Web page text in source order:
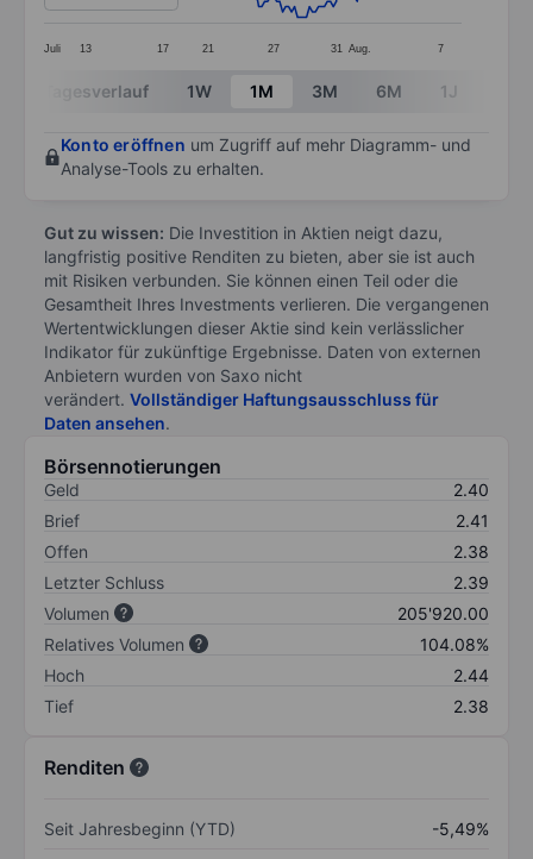
Juli 13 17 21 27 31 Aug. 7
End of interactive chart.
Tagesverlauf 1W 1M 3M 6M 1J
Konto eröffnen um Zugriff auf mehr Diagramm- und
Analyse-Tools zu erhalten.
Gut zu wissen: Die Investition in Aktien neigt dazu,
langfristig positive Renditen zu bieten, aber sie ist auch
mit Risiken verbunden. Sie können einen Teil oder die
Gesamtheit Ihres Investments verlieren. Die vergangenen
Wertentwicklungen dieser Aktie sind kein verlässlicher
Indikator für zukünftige Ergebnisse. Daten von externen
Anbietern wurden von Saxo nicht
verändert. Vollständiger Haftungsausschluss für
Daten ansehen.
Börsennotierungen
Geld
2.40
Brief
2.41
Offen
2.38
Letzter Schluss
2.39
Volumen
205'920.00
Relatives Volumen
104.08%
Hoch
2.44
Tief
2.38
Renditen
Seit Jahresbeginn (YTD)
-5,49%